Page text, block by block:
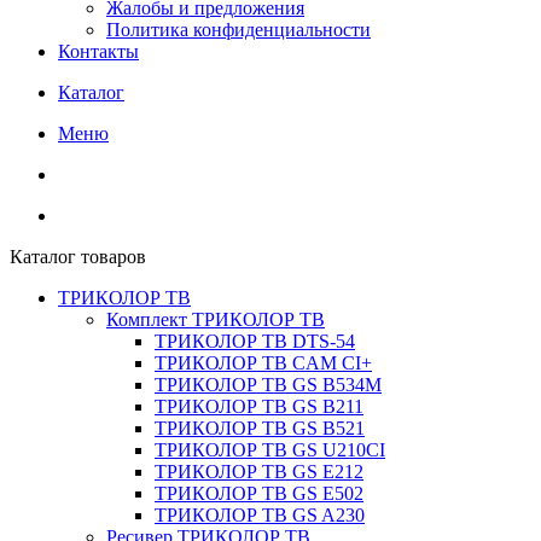
Жалобы и предложения
Политика конфиденциальности
Контакты
Каталог
Меню
Каталог товаров
ТРИКОЛОР ТВ
Комплект ТРИКОЛОР ТВ
ТРИКОЛОР ТВ DTS-54
ТРИКОЛОР ТВ CAM CI+
ТРИКОЛОР ТВ GS B534M
ТРИКОЛОР ТВ GS B211
ТРИКОЛОР ТВ GS B521
ТРИКОЛОР ТВ GS U210CI
ТРИКОЛОР ТВ GS E212
ТРИКОЛОР ТВ GS E502
ТРИКОЛОР ТВ GS A230
Ресивер ТРИКОЛОР ТВ